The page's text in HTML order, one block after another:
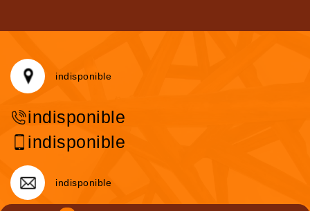
indisponible
indisponible
indisponible
indisponible